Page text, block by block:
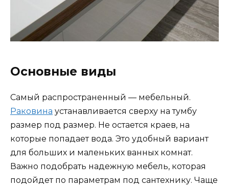
Основные виды
Самый распространенный — мебельный.
Раковина устанавливается сверху на тумбу
размер под размер. Не остается краев, на
которые попадает вода. Это удобный вариант
для больших и маленьких ванных комнат.
Важно подобрать надежную мебель, которая
подойдет по параметрам под сантехнику. Чаще